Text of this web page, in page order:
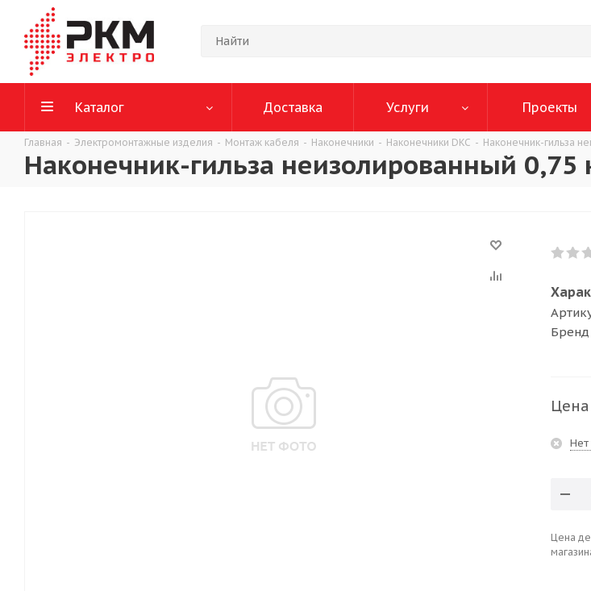
Каталог Доставка Услуги Проекты
Главная - Электромонтажные изделия - Монтаж кабеля - Наконечники - Наконечники DKC - Наконечник-гильза
Наконечник-гильза неизолированный 0,75
Бренд
Нет
Цена